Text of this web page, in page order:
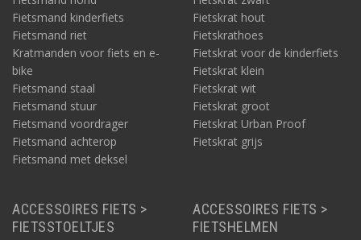
Fietsmand kinderfiets
Fietsmand riet
Kratmanden voor fiets en e-
bike
Fietsmand staal
Fietsmand stuur
Fietsmand voordrager
Fietsmand achterop
Fietsmand met deksel
Fietskrat hout
Fietskrathoes
Fietskrat voor de kinderfiets
Fietskrat klein
Fietskrat wit
Fietskrat groot
Fietskrat Urban Proof
Fietskrat grijs
ACCESSOIRES FIETS >
FIETSSTOELTJES
ACCESSOIRES FIETS >
FIETSHELMEN